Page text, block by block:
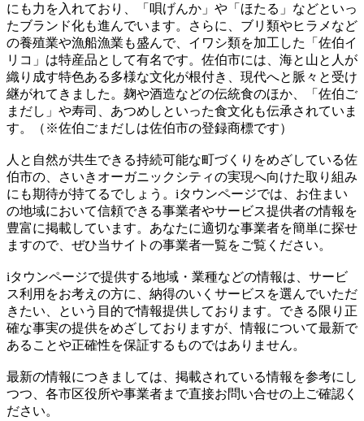
にも力を入れており、「唄げんか」や「ほたる」などといっ
たブランド化も進んでいます。さらに、ブリ類やヒラメなど
の養殖業や漁船漁業も盛んで、イワシ類を加工した「佐伯イ
リコ」は特産品として有名です。佐伯市には、海と山と人が
織り成す特色ある多様な文化が根付き、現代へと脈々と受け
継がれてきました。麹や酒造などの伝統食のほか、「佐伯ご
まだし」や寿司、あつめしといった食文化も伝承されていま
す。（※佐伯ごまだしは佐伯市の登録商標です）
人と自然が共生できる持続可能な町づくりをめざしている佐
伯市の、さいきオーガニックシティの実現へ向けた取り組み
にも期待が持てるでしょう。iタウンページでは、お住まい
の地域において信頼できる事業者やサービス提供者の情報を
豊富に掲載しています。あなたに適切な事業者を簡単に探せ
ますので、ぜひ当サイトの事業者一覧をご覧ください。
iタウンページで提供する地域・業種などの情報は、サービ
ス利用をお考えの方に、納得のいくサービスを選んでいただ
きたい、という目的で情報提供しております。できる限り正
確な事実の提供をめざしておりますが、情報について最新で
あることや正確性を保証するものではありません。
最新の情報につきましては、掲載されている情報を参考にし
つつ、各市区役所や事業者まで直接お問い合せの上ご確認く
ださい。